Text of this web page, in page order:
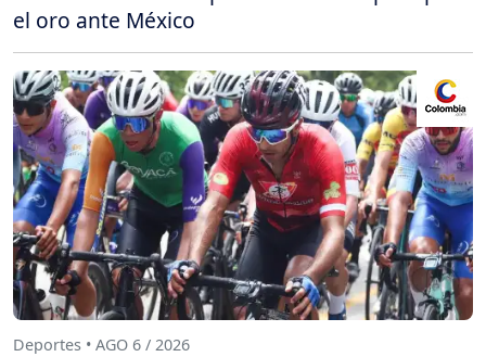
el oro ante México
Deportes • AGO 6 / 2026